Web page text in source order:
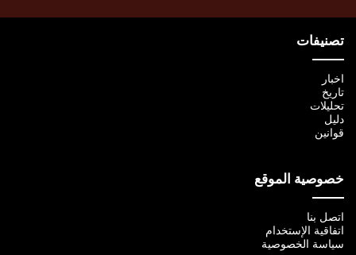
تصنيفات
اخبار
تاريخ
تحليلات
دليل
قوانين
خصوصية الموقع
اتصل بنا
اتفاقية الإستخدام
سياسة الخصوصية